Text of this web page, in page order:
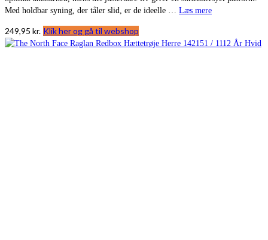
Med holdbar syning, der tåler slid, er de ideelle … Læs mere
249,95 kr. Klik her og gå til webshop